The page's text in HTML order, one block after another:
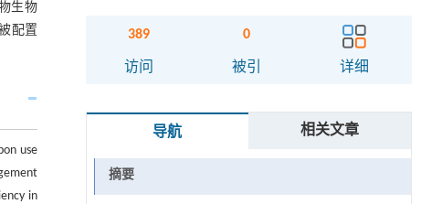
生物
配置
use
in
389
访问
0
被引 详细
导航 相关文章
摘要